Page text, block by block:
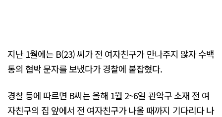
지난 1월에는 B(23) 씨가 전 여자친구가 만나주지 않자 수백
통의 협박 문자를 보냈다가 경찰에 붙잡혔다.
경찰 등에 따르면 B씨는 올해 1월 2~6일 관악구 소재 전 여
자친구의 집 앞에서 전 여자친구가 나올 때까지 기다리다 나